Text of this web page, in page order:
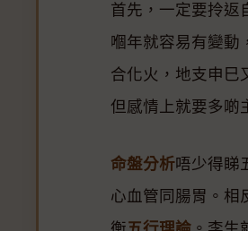
首先，一定要拎返
嗰年就容易有變動
合化火，地支申巳
但感情上就要多啲
命盤分析唔少得睇
心血管同腸胃。相